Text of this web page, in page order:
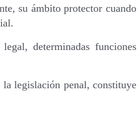
su ámbito protector cuando
determinadas funciones
legislación penal, constituye